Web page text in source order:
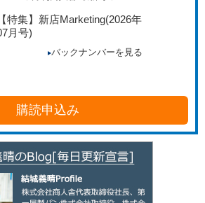
【特集】新店Marketing(2026年
月号)
バックナンバーを見る
購読申込み